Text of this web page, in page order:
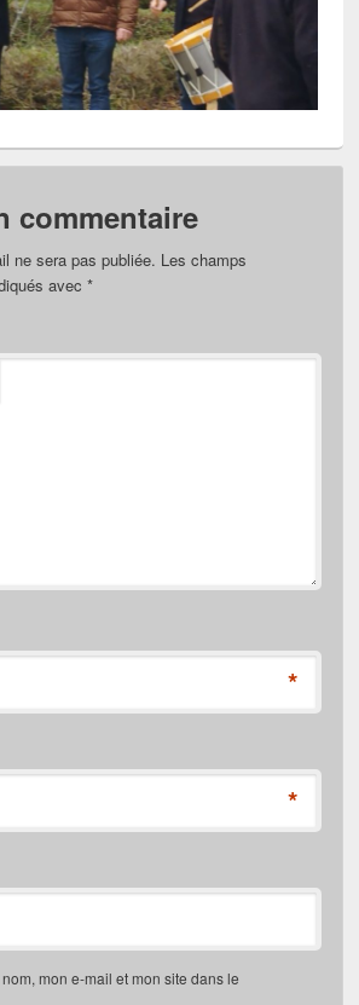
commentaire
ne sera pas publiée. Les champs
avec*
*
*
mon e-mail et mon site dans le